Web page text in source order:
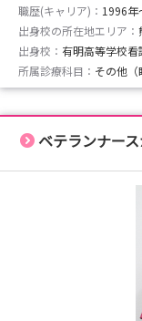
職歴(キャリア)： 1996年
出身校の所在地エリア：
出身校： 有明高等学校看
所属診療科目： その他（
ベテランナー